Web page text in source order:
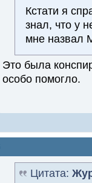
Кстати я
знал, что у
мне назвал
Это была
особо помогло.
Цитата: